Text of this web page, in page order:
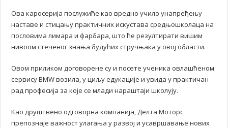
Ова каросерија послужиће као вредно учило унапређењу
наставе и стицању практичних искустава средњошколаца на
пословима лимара и фарбара, што ће резултирати вишим
нивоом стеченог знања будућих стручњака у овој области.
Овом приликом договорене су и посете ученика овлашћеном
сервису BMW возила, у циљу едукације и увида у практичан
рад професија за које се млади нараштаји школују.
Као друштвено одговорна компанија, Делта Моторс
препознаје важност улагања у развој и усавршавање нових